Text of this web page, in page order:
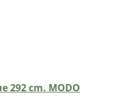
292 cm. MODO